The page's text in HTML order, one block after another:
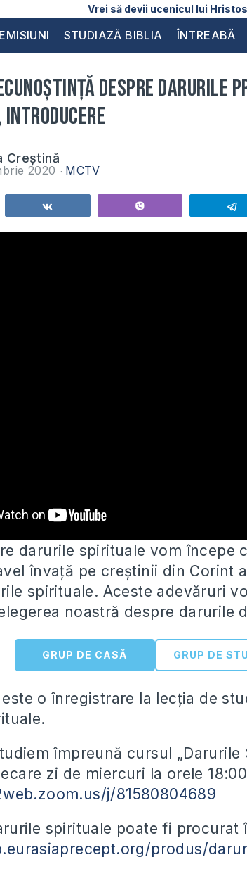
Vrei să devii ucenicul lui
EMISIUNI STUDIAZĂ BIBLIA ÎNTREABĂ
despre darurile
Creștină
2020 MCTV
darurile spirituale vom începe
învață pe creștinii din Corint
spirituale. Aceste adevăruri
noastră despre darurile
GRUP DE CASĂ GRUP DE
o înregistrare la lecția de
împreună cursul „Darurile
zi de miercuri la orele
j/81580804689
spirituale poate fi procurat
produs/